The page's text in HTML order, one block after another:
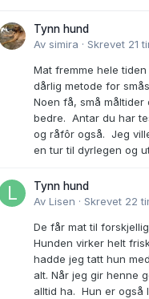
Tynn hund
Av simira · Skrevet 21
Mat fremme hele
dårlig metode for
Noen få, små måltider
bedre. Antar du har
og råfôr også. Jeg
en tur til dyrlegen og
Tynn hund
Av Lisen · Skrevet 22
De får mat til
Hunden virker helt
hadde jeg tatt hun
alt. Når jeg gir henne
alltid ha. Hun er også